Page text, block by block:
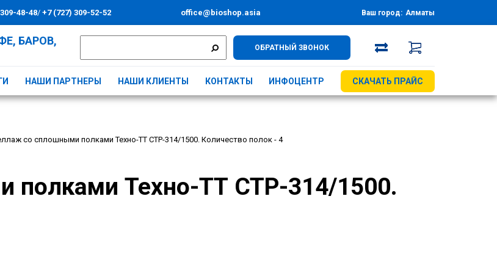
48-48/+7 (727) 309-52-52 office@bioshop.asia Ваш город: Алматы
БАРОВ,
ОБРАТНЫЙ ЗВОНОК
НАШИ ПАРТНЕРЫ НАШИ КЛИЕНТЫ КОНТАКТЫ ИНФОЦЕНТР СКАЧАТЬ ПРАЙС
со сплошными полками Техно-ТТ СТР-314/1500. Количество полок - 4
полками Техно-ТТ СТР-314/1500.